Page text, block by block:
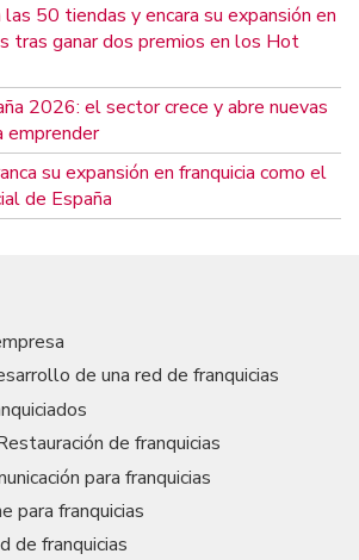
las 50 tiendas y encara su expansión en
tras ganar dos premios en los Hot
2026: el sector crece y abre nuevas
emprender
su expansión en franquicia como el
de España
de una red de franquicias
de franquicias
para franquicias
para franquicias
de franquicias